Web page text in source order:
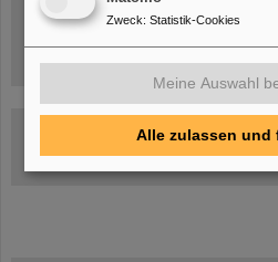
GSI-FAIR Kolloquium
Zweck: Statistik-Cookies
Meine Auswahl
Alle zulassen und